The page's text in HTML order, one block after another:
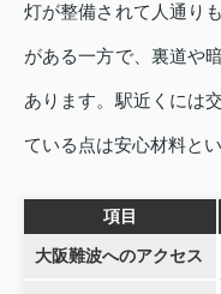
灯が整備されて人通り
がある一方で、裏道や
あります。駅近くには
ている点は安心材料とい
項目
大阪難波へのアクセス